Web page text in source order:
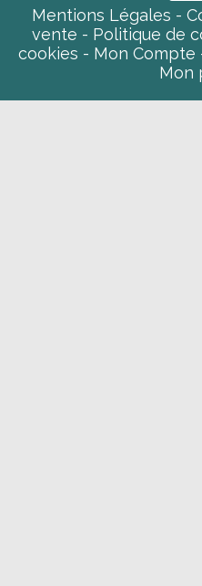
Mentions Légales
vente
Politique de
cookies
Mon Compte
Mon